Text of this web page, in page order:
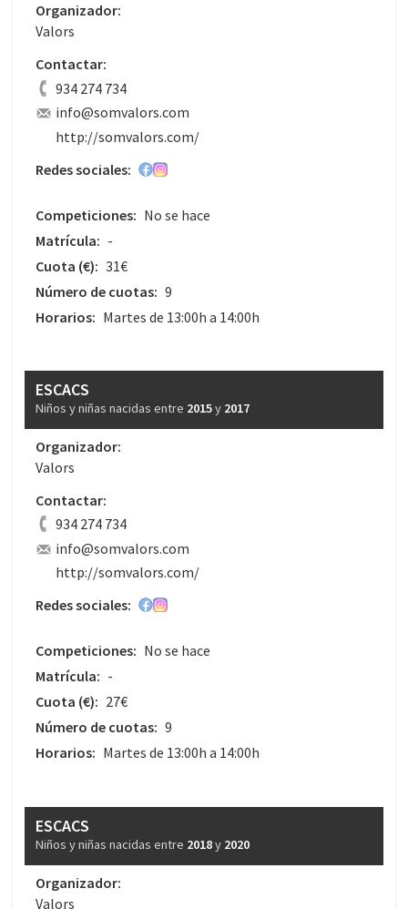
Organizador:
Valors
Contactar:
934 274 734
info@somvalors.com
http://somvalors.com/
Redes sociales:
Competiciones: No se hace
Matrícula: -
Cuota (€): 31€
Número de cuotas: 9
Horarios: Martes de 13:00h a 14:00h
ESCACS
Niños y niñas nacidas entre 2015y 2017
Organizador:
Valors
Contactar:
934 274 734
info@somvalors.com
http://somvalors.com/
Redes sociales:
Competiciones: No se hace
Matrícula: -
Cuota (€): 27€
Número de cuotas: 9
Horarios: Martes de 13:00h a 14:00h
ESCACS
Niños y niñas nacidas entre 2018y 2020
Organizador:
Valors